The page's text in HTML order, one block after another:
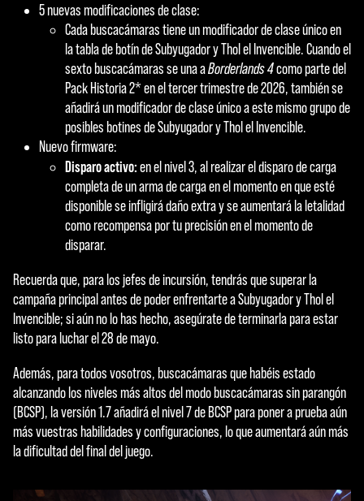
5 nuevas modificaciones de clase:
Cada buscacámaras tiene un modificador de clase único en
la tabla de botín de Subyugador y Thol el Invencible. Cuando el
sexto buscacámaras se una aBorderlands 4como parte del
Pack Historia 2* en el tercer trimestre de 2026, también se
añadirá un modificador de clase único a este mismo grupo de
posibles botines de Subyugador y Thol el Invencible.
Nuevo firmware:
Disparo activo:en el nivel 3, al realizar el disparo de carga
completa de un arma de carga en el momento en que esté
disponible se infligirá daño extra y se aumentará la letalidad
como recompensa por tu precisión en el momento de
disparar.
Recuerda que, para los jefes de incursión, tendrás que superar la
campaña principal antes de poder enfrentarte a Subyugador y Thol el
Invencible; si aún no lo has hecho, asegúrate de terminarla para estar
listo para luchar el 28 de mayo.
Además, para todos vosotros, buscacámaras que habéis estado
alcanzando los niveles más altos del modo buscacámaras sin parangón
(BCSP), la versión 1.7 añadirá el nivel 7 de BCSP para poner a prueba aún
más vuestras habilidades y configuraciones, lo que aumentará aún más
la dificultad del final del juego.